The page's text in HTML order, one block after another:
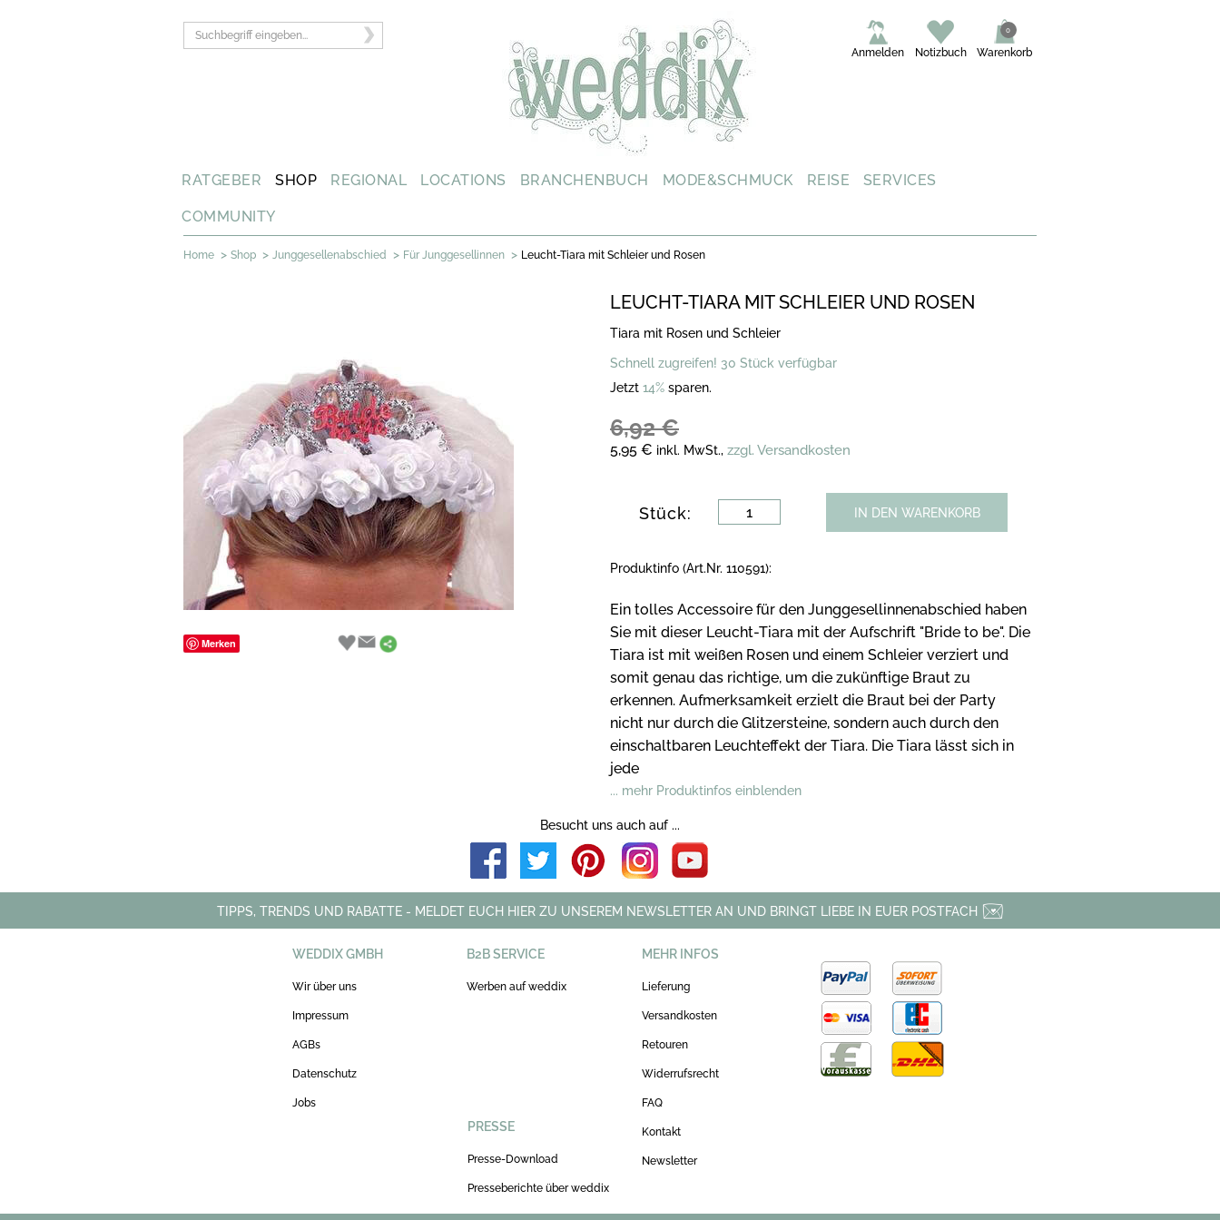
Warenkorb
0
Notizbuch
Anmelden
RATGEBER SHOP REGIONAL LOCATIONS BRANCHENBUCH MODE&SCHMUCK REISE SERVICES
COMMUNITY
Home > Shop > Junggesellenabschied > Für Junggesellinnen > Leucht-Tiara mit Schleier und Rosen
Merken
LEUCHT-TIARA MIT SCHLEIER UND ROSEN
Tiara mit Rosen und Schleier
Schnell zugreifen! 30 Stück verfügbar
Jetzt 14% sparen.
6,92 €
5,95 € inkl. MwSt., zzgl. Versandkosten
Stück: IN DEN WARENKORB
Produktinfo (Art.Nr. 110591):
Ein tolles Accessoire für den Junggesellinnenabschied haben
Sie mit dieser Leucht-Tiara mit der Aufschrift "Bride to be". Die
Tiara ist mit weißen Rosen und einem Schleier verziert und
somit genau das richtige, um die zukünftige Braut zu
erkennen. Aufmerksamkeit erzielt die Braut bei der Party
nicht nur durch die Glitzersteine, sondern auch durch den
einschaltbaren Leuchteffekt der Tiara. Die Tiara lässt sich in
jede
... mehr Produktinfos einblenden
Besucht uns auch auf ...
TIPPS, TRENDS UND RABATTE - MELDET EUCH HIER ZU UNSEREM NEWSLETTER AN UND BRINGT LIEBE IN EUER POSTFACH
WEDDIX GMBH
Wir über uns
Impressum
AGBs
Datenschutz
Jobs
B2B SERVICE
Werben auf weddix
PRESSE
Presse-Download
Presseberichte über weddix
MEHR INFOS
Lieferung
Versandkosten
Retouren
Widerrufsrecht
FAQ
Kontakt
Newsletter